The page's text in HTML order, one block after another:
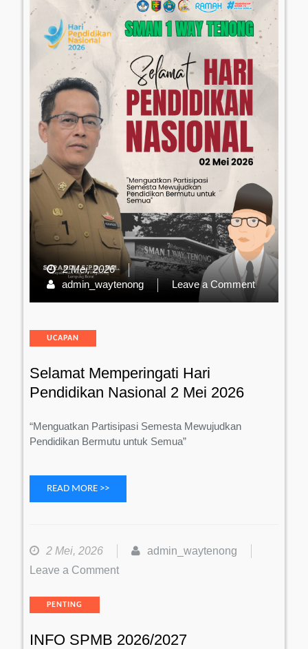
2 Mei, 2026
admin_waytenong
Leave a Commenton
Selamat
Categories
UCAPAN
Selamat Memperingati Hari
Pendidikan Nasional 2 Mei 2026
“Menguatkan Partisipasi Semesta Mewujudkan
Pendidikan Bermutu untuk Semua”
READ MORE >>
2 Mei, 2026
admin_waytenong
Leave a Commenton
Categories
PENTING
INFO SPMB 2026/2027